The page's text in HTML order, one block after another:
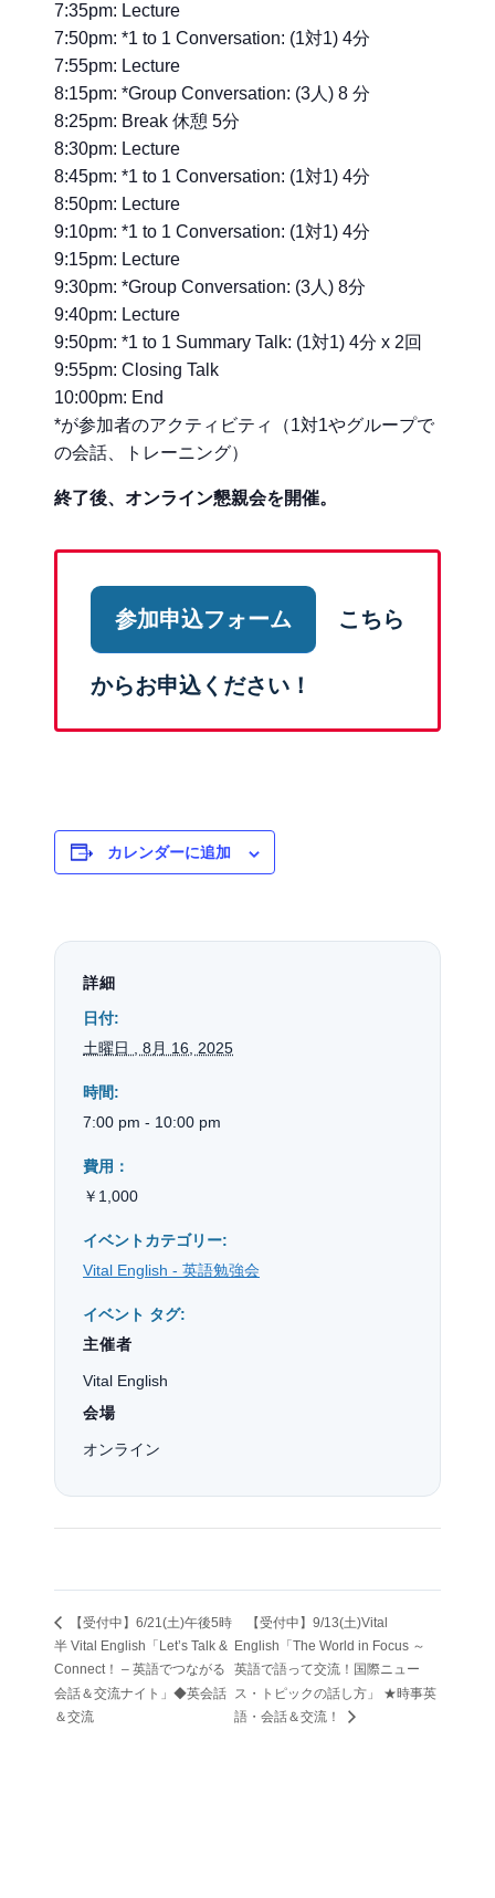
7:35pm: Lecture
7:50pm: *1 to 1 Conversation: (1対1) 4分
7:55pm: Lecture
8:15pm: *Group Conversation: (3人) 8 分
8:25pm: Break 休憩 5分
8:30pm: Lecture
8:45pm: *1 to 1 Conversation: (1対1) 4分
8:50pm: Lecture
9:10pm: *1 to 1 Conversation: (1対1) 4分
9:15pm: Lecture
9:30pm: *Group Conversation: (3人) 8分
9:40pm: Lecture
9:50pm: *1 to 1 Summary Talk: (1対1) 4分 x 2回
9:55pm: Closing Talk
10:00pm: End
*が参加者のアクティビティ（1対1やグループで
の会話、トレーニング）
終了後、オンライン懇親会を開催。
参加申込フォーム こちら
からお申込ください！
カレンダーに追加
詳細
日付:
土曜日 , 8月 16, 2025
時間:
7:00 pm - 10:00 pm
費用：
￥1,000
イベントカテゴリー:
Vital English - 英語勉強会
イベント タグ:
会場
オンライン
主催者
Vital English
【受付中】6/21(土)午後5時
半 Vital English「Let’s Talk &
Connect！ – 英語でつながる
会話＆交流ナイト」◆英会話
＆交流
【受付中】9/13(土)Vital
English「The World in Focus ～
英語で語って交流！国際ニュー
ス・トピックの話し方」 ★時事英
語・会話＆交流！